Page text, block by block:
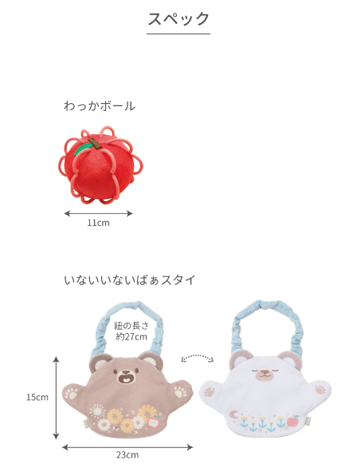
スペック